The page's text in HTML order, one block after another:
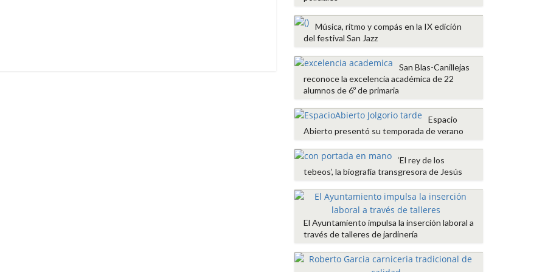
Música, ritmo y compás en la IX edición
del festival San Jazz
San Blas-Canillejas
reconoce la excelencia académica de 22
alumnos de 6º de primaria
Espacio
Abierto presentó su temporada de verano
‘El rey de los
tebeos’, la biografía transgresora de Jesús
El Ayuntamiento impulsa la inserción laboral a
través de talleres de jardinería